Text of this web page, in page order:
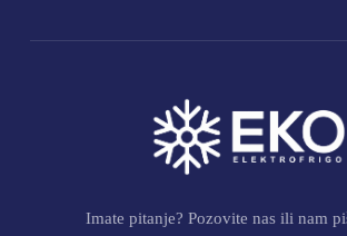
Imate pitanje? Pozovite nas ili nam